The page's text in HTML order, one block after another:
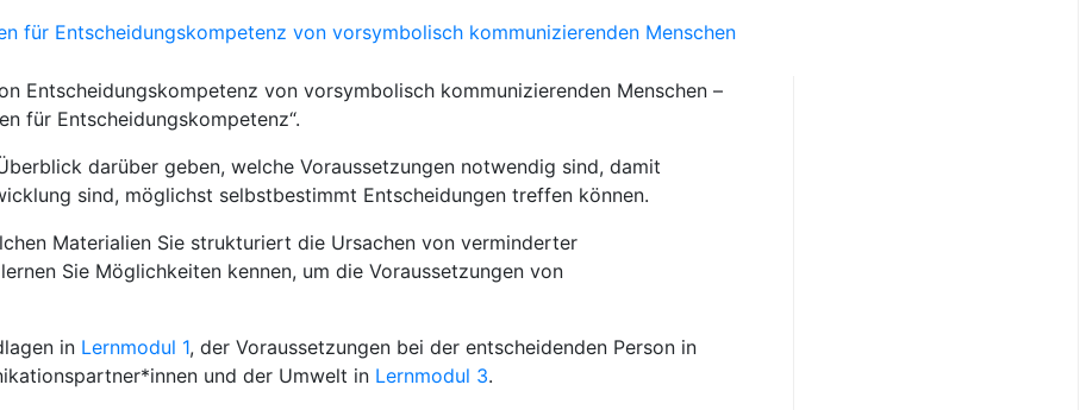
für Entscheidungskompetenz von vorsymbolisch kommunizierenden Menschen
Entscheidungskompetenz von vorsymbolisch kommunizierenden Menschen –
für Entscheidungskompetenz“.
darüber geben, welche Voraussetzungen notwendig sind, damit
sind, möglichst selbstbestimmt Entscheidungen treffen können.
Materialien Sie strukturiert die Ursachen von verminderter
Sie Möglichkeiten kennen, um die Voraussetzungen von
in Lernmodul 1, der Voraussetzungen bei der entscheidenden Person in
und der Umwelt in Lernmodul 3.